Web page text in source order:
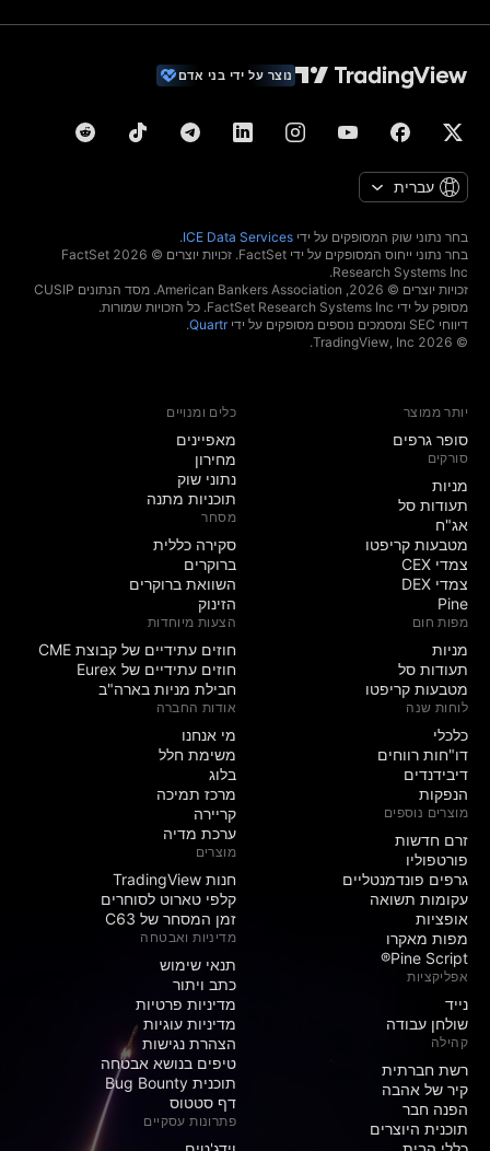
נוצר על ידי בני אדם
עברית
בחר נתוני שוק המסופקים על ידי ICE Data Services
.
בחר נתוני ייחוס המסופקים על ידי FactSet. זכויות יוצרים © 2026 ‏FactSet
Research Systems Inc.‏
זכויות יוצרים © 2026, ‏American Bankers Association. מסד הנתונים CUSIP
מסופק על ידי FactSet Research Systems Inc. כל הזכויות שמורות.
דיווחי SEC ומסמכים נוספים מסופקים על ידי
Quartr
.
© 2026 ‏TradingView, Inc.‏
יותר ממוצר
סופר גרפים
סורקים
מניות‏
תעודות סל
אג"ח
מטבעות קריפטו
צמדי CEX
צמדי DEX
Pine
מפות חום
מניות‏
תעודות סל
מטבעות קריפטו
לוחות שנה
כלכלי
דו"חות רווחים
דיבידנדים
הנפקות
מוצרים נוספים
זרם חדשות
פורטפוליו
גרפים פונדמנטליים
עקומות תשואה
אופציות
מפות מאקרו
Pine Script®
אפליקציות
נייד
שולחן עבודה
קהילה
רשת חברתית
קיר של אהבה
הפנה חבר
תוכנית היוצרים
כלים ומנויים
מאפיינים
מחירון
נתוני שוק
תוכניות מתנה
מסחר
סקירה כללית
ברוקרים
השוואת ברוקרים
הזינוק
הצעות מיוחדות
חוזים עתידיים של קבוצת CME
חוזים עתידיים של Eurex
חבילת מניות בארה"ב
אודות החברה
מי אנחנו
משימת חלל
בלוג
מרכז תמיכה
קריירה
ערכת מדיה
מוצרים
חנות TradingView
קלפי טארוט לסוחרים
זמן המסחר של C63
מדיניות ואבטחה
תנאי שימוש
כתב ויתור
מדיניות פרטיות
מדיניות עוגיות
הצהרת נגישות
טיפים בנושא אבטחה
תוכנית Bug Bounty
דף סטטוס
פתרונות עסקיים